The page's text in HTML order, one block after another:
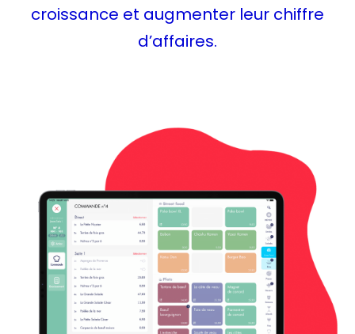
croissance et augmenter leur chiffre
d’affaires.